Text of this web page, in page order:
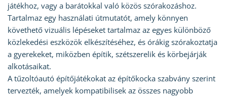
játékhoz, vagy a barátokkal való közös szórakozáshoz.
Tartalmaz egy használati útmutatót, amely könnyen
követhető vizuális lépéseket tartalmaz az egyes különböző
közlekedési eszközök elkészítéséhez, és órákig szórakoztatja
a gyerekeket, miközben építik, szétszerelik és körbejárják
alkotásaikat.
A tűzoltóautó építőjátékokat az építőkocka szabvány szerint
tervezték, amelyek kompatibilisek az összes nagyobb